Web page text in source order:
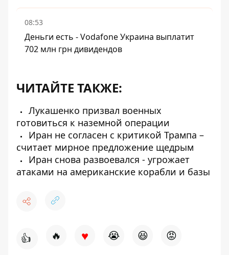
08:53
Деньги есть - Vodafone Украина выплатит
702 млн грн дивидендов
ЧИТАЙТЕ ТАКЖЕ:
Лукашенко призвал военных
готовиться к наземной операции
Иран не согласен с критикой Трампа –
считает мирное предложение щедрым
Иран снова развоевался - угрожает
атаками на американские корабли и базы
👍 🔥 ♥ 😭 😆 😡